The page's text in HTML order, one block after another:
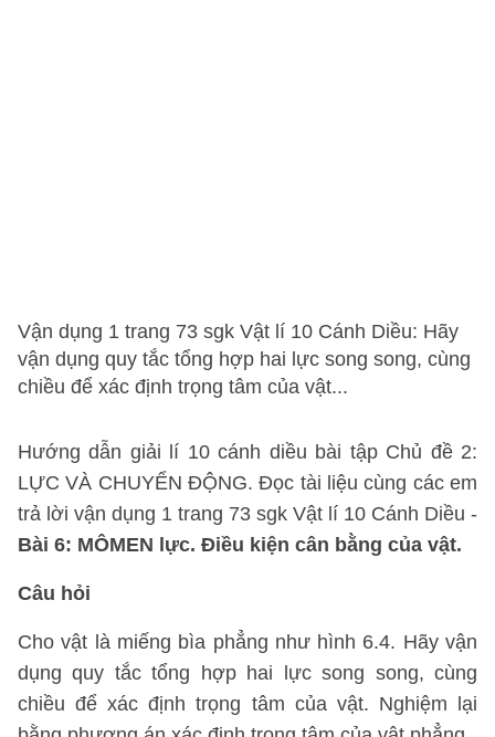
Vận dụng 1 trang 73 sgk Vật lí 10 Cánh Diều: Hãy
vận dụng quy tắc tổng hợp hai lực song song, cùng
chiều để xác định trọng tâm của vật...
Hướng dẫn giải lí 10 cánh diều bài tập Chủ đề 2:
LỰC VÀ CHUYỂN ĐỘNG. Đọc tài liệu cùng các em
trả lời vận dụng 1 trang 73 sgk Vật lí 10 Cánh Diều -
Bài 6: MÔMEN lực. Điều kiện cân bằng của vật.
Câu hỏi
Cho vật là miếng bìa phẳng như hình 6.4. Hãy vận
dụng quy tắc tổng hợp hai lực song song, cùng
chiều để xác định trọng tâm của vật. Nghiệm lại